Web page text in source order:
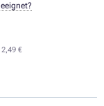
2,49 €